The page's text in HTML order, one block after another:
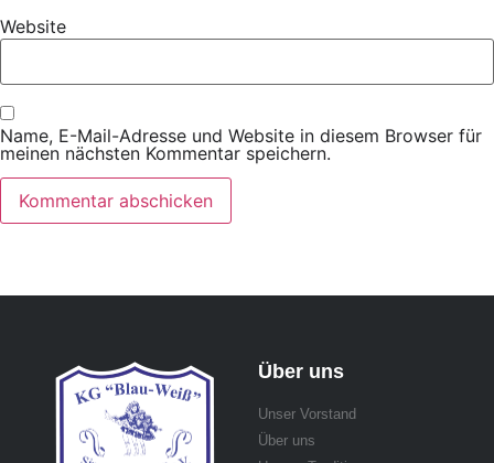
Website
Name, E-Mail-Adresse und Website in diesem Browser für
meinen nächsten Kommentar speichern.
Über uns
Unser Vorstand
Über uns